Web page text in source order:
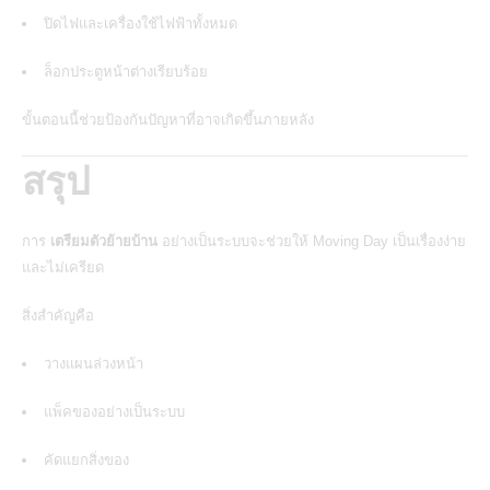
ปิดไฟและเครื่องใช้ไฟฟ้าทั้งหมด
ล็อกประตูหน้าต่างเรียบร้อย
ขั้นตอนนี้ช่วยป้องกันปัญหาที่อาจเกิดขึ้นภายหลัง
สรุป
การ เตรียมตัวย้ายบ้าน อย่างเป็นระบบจะช่วยให้ Moving Day เป็นเรื่องง่าย
และไม่เครียด
สิ่งสำคัญคือ
วางแผนล่วงหน้า
แพ็คของอย่างเป็นระบบ
คัดแยกสิ่งของ